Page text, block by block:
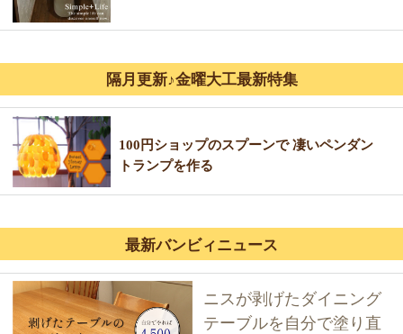
隔月更新♪金曜大工最新特集
100円ショップのスプーンで 凄いペンダン
トランプを作る
最新バンビィニュース
ニスが剥げたダイニング
テーブルを自分で塗り直